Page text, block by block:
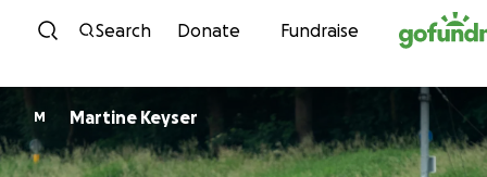
Skip to content
Search Donate Fundraise
M Martine Keyser